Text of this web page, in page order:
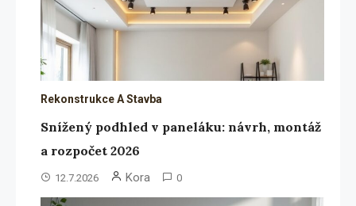
Rekonstrukce A Stavba
Snížený podhled v paneláku: návrh, montáž
a rozpočet 2026
12.7.2026 Kora 0